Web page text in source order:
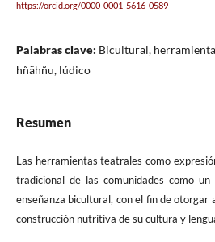
https://orcid.org/0000-0001-5616-0589
Palabras clave: Bicultural,
hñähñu, lúdico
Resumen
Las herramientas teatrales como
tradicional de las comunidades como
enseñanza bicultural, con el fin de otorgar
construcción nutritiva de su cultura y